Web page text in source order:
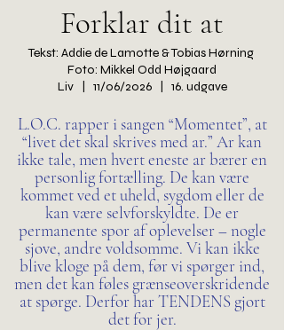
Forklar dit at
Tekst: Addie de Lamotte & Tobias Hørning
Foto: Mikkel Odd Højgaard
Liv | 11/06/2026 | 16. udgave
L.O.C. rapper i sangen “Momentet”, at
“livet det skal skrives med ar.” Ar kan
ikke tale, men hvert eneste ar bærer en
personlig fortælling. De kan være
kommet ved et uheld, sygdom eller de
kan være selvforskyldte. De er
permanente spor af oplevelser – nogle
sjove, andre voldsomme. Vi kan ikke
blive kloge på dem, før vi spørger ind,
men det kan føles grænseoverskridende
at spørge. Derfor har TENDENS gjort
det for jer.